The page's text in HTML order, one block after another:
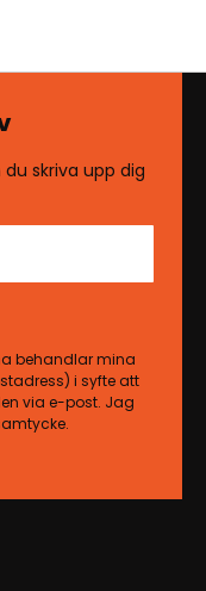
skriva upp dig
behandlar mina
i syfte att
via e-post. Jag